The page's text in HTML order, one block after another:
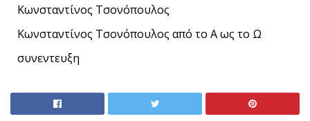
Κωνσταντίνος Τσονόπουλος
Κωνσταντίνος Τσονόπουλος από το Α ως το Ω
συνεντευξη